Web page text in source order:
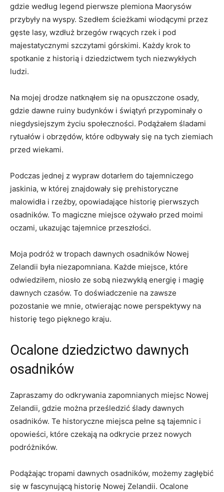
gdzie według legend pierwsze plemiona Maorysów‍
przybyły na wyspy. Szedłem ścieżkami wiodącymi przez
gęste lasy, wzdłuż brzegów rwących rzek i pod
majestatycznymi szczytami górskimi. Każdy krok to
spotkanie z historią‌ i dziedzictwem tych niezwykłych
ludzi.
Na mojej drodze natknąłem się na opuszczone⁤ osady,
gdzie dawne ruiny ​budynków ⁤i świątyń przypominały o
niegdysiejszym życiu ‌społeczności. Podążałem śladami
rytuałów i ⁣obrzędów, które odbywały się⁤ na⁤ tych ziemiach⁤
przed⁤ wiekami.
Podczas ⁤jednej z wypraw dotarłem do tajemniczego
jaskinia, w której znajdowały się prehistoryczne
malowidła i rzeźby, opowiadające historię pierwszych
osadników. To‍ magiczne miejsce ożywało przed moimi
oczami, ukazując tajemnice przeszłości.
Moja podróż⁤ w tropach dawnych osadników Nowej
Zelandii była niezapomniana. Każde miejsce, które
odwiedziłem, niosło ze sobą niezwykłą ⁢energię i magię
dawnych czasów. To doświadczenie na ‍zawsze⁤
pozostanie we mnie, otwierając nowe ‌perspektywy na
historię tego pięknego kraju.
Ocalone dziedzictwo dawnych
osadników
Zapraszamy do odkrywania zapomnianych miejsc Nowej
Zelandii, gdzie⁤ można prześledzić⁢ ślady dawnych
⁣osadników. Te historyczne‌ miejsca pełne‌ są⁢ tajemnic i
‍opowieści, które czekają ⁣na odkrycie przez nowych
podróżników.
Podążając tropami dawnych osadników, możemy zagłębić
się w fascynującą historię Nowej Zelandii. Ocalone